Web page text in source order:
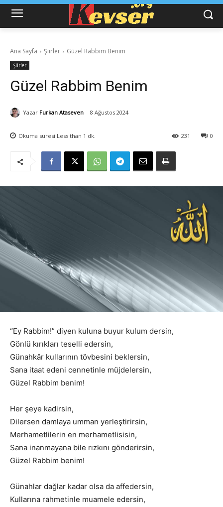
Ana Sayfa Şiirler Güzel Rabbim Benim
Şiirler
Güzel Rabbim Benim
Yazar Furkan Ataseven 8 Ağustos 2024
Okuma süresi Less than 1 dk. 0
231
“Ey Rabbim!” diyen kuluna buyur kulum dersin,
Gönlü kırıkları teselli edersin,
Günahkâr kullarının tövbesini beklersin,
Sana itaat edeni cennetinle müjdelersin,
Güzel Rabbim benim!
Her şeye kadirsin,
Dilersen damlaya umman yerleştirirsin,
Merhametlilerin en merhametlisisin,
Sana inanmayana bile rızkını gönderirsin,
Güzel Rabbim benim!
Günahlar dağlar kadar olsa da affedersin,
Kullarına rahmetinle muamele edersin,